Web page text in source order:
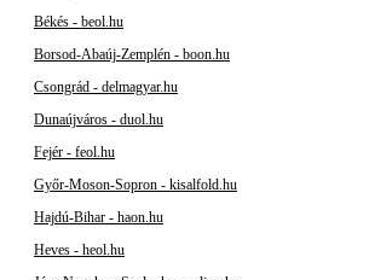
Békés - beol.hu
Borsod-Abaúj-Zemplén - boon.hu
Csongrád - delmagyar.hu
Dunaújváros - duol.hu
Fejér - feol.hu
Győr-Moson-Sopron - kisalfold.hu
Hajdú-Bihar - haon.hu
Heves - heol.hu